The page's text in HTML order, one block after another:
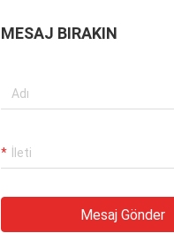
MESAJ BIRAKIN
Mesaj Gönder